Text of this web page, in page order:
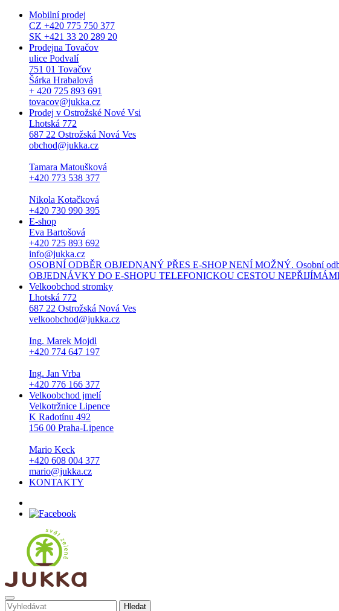
Mobilní prodej
CZ +420 775 750 377
SK +421 33 20 289 20
Prodejna Tovačov
ulice Podvalí
751 01 Tovačov
Šárka Hrabalová
+ 420 725 893 691
tovacov@jukka.cz
Prodej v Ostrožské Nové Vsi
Lhotská 772
687 22 Ostrožská Nová Ves
obchod@jukka.cz
Tamara Matoušková
+420 773 538 377
Nikola Kotačková
+420 730 990 395
E-shop
Eva Bartošová
+420 725 893 692
info@jukka.cz
OSOBNÍ ODBĚR OBJEDNANÝ PŘES E-SHOP NENÍ MOŽNÝ. Osobní
OBJEDNÁVKY DO E-SHOPU TELEFONICKOU CESTOU NEPŘIJÍMÁME
Velkoobchod stromky
Lhotská 772
687 22 Ostrožská Nová Ves
velkoobchod@jukka.cz
Ing. Marek Mojdl
+420 774 647 197
Ing. Jan Vrba
+420 776 166 377
Velkoobchod jmelí
Velkotržnice Lipence
K Radotínu 492
156 00 Praha-Lipence
Mario Keck
+420 608 004 377
mario@jukka.cz
KONTAKTY